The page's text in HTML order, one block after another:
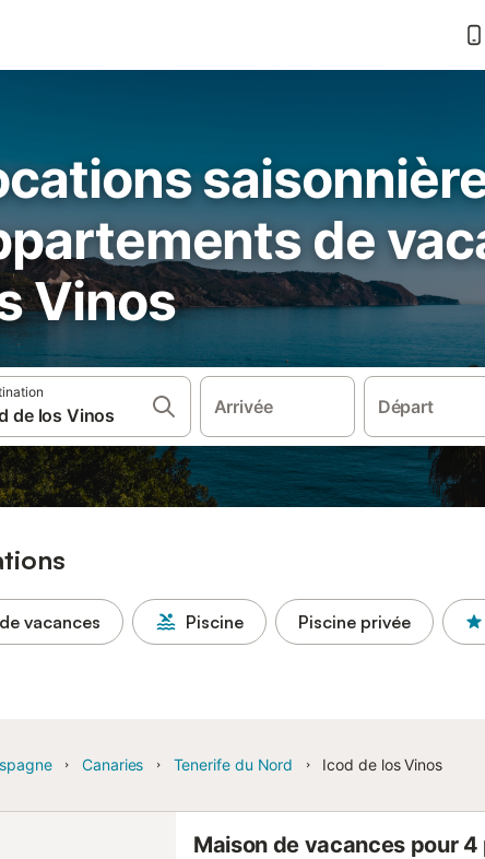
de
Vinos
Arrivée Départ
vacances Piscine Piscine privée
Canaries Tenerife du Nord Icod de los Vinos
Maison de vacances pour